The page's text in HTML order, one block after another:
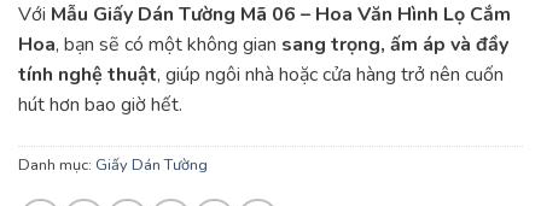
Với Mẫu Giấy Dán Tường Mã 06 – Hoa Văn Hình Lọ Cắm
Hoa, bạn sẽ có một không gian sang trọng, ấm áp và đầy
tính nghệ thuật, giúp ngôi nhà hoặc cửa hàng trở nên cuốn
hút hơn bao giờ hết.
Danh mục: Giấy Dán Tường